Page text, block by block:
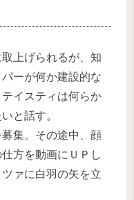
上げられるが、知
ーが何か建設的な
イスティは何らか
と話す。
集。その途中、顔
方を動画にＵＰし
ァに白羽の矢を立